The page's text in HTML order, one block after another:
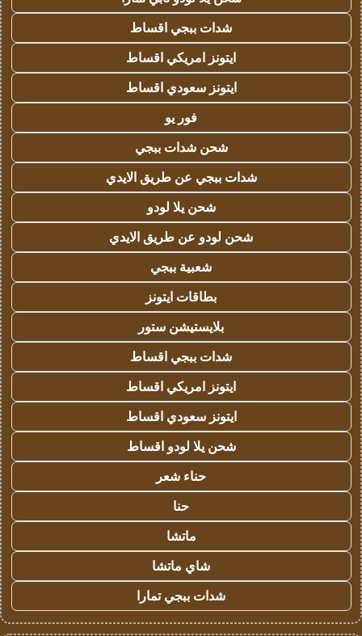
شدات ببجي اقساط
ايتونز امريكي اقساط
ايتونز سعودي اقساط
فور يو
شحن شدات ببجي
شدات ببجي عن طريق الايدي
شحن يلا لودو
شحن لودو عن طريق الايدي
شعبية ببجي
بطاقات ايتونز
بلايستيشن ستور
شدات ببجي اقساط
ايتونز امريكي اقساط
ايتونز سعودي اقساط
شحن يلا لودو اقساط
حناء شعر
حنا
ماتشا
شاي ماتشا
شدات ببجي تمارا